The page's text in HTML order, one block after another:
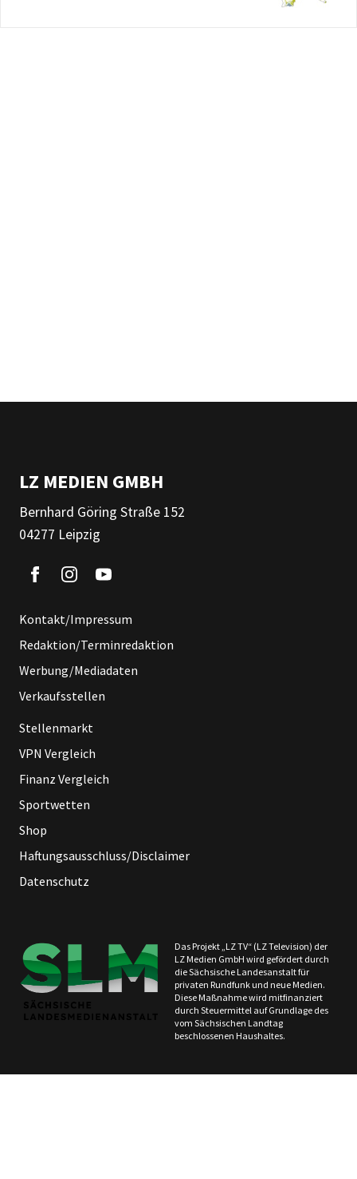
LZ MEDIEN GMBH
Bernhard Göring Straße 152
04277 Leipzig
Kontakt/Impressum
Redaktion/Terminredaktion
Werbung/Mediadaten
Verkaufsstellen
Stellenmarkt
VPN Vergleich
Finanz Vergleich
Sportwetten
Shop
Haftungsausschluss/Disclaimer
Datenschutz
Das Projekt „LZ TV“ (LZ Television) der
LZ Medien GmbH wird gefördert durch
die Sächsische Landesanstalt für
privaten Rundfunk und neue Medien.
Diese Maßnahme wird mitfinanziert
durch Steuermittel auf Grundlage des
vom Sächsischen Landtag
beschlossenen Haushaltes.